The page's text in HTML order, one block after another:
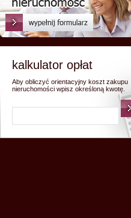
kalkulator opłat
Aby obliczyć orientacyjny koszt zakupu
nieruchomości wpisz określoną kwotę.